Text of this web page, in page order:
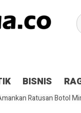
BISNIS
2×24 jam di Kota
Terbakar
Ratusan Botol